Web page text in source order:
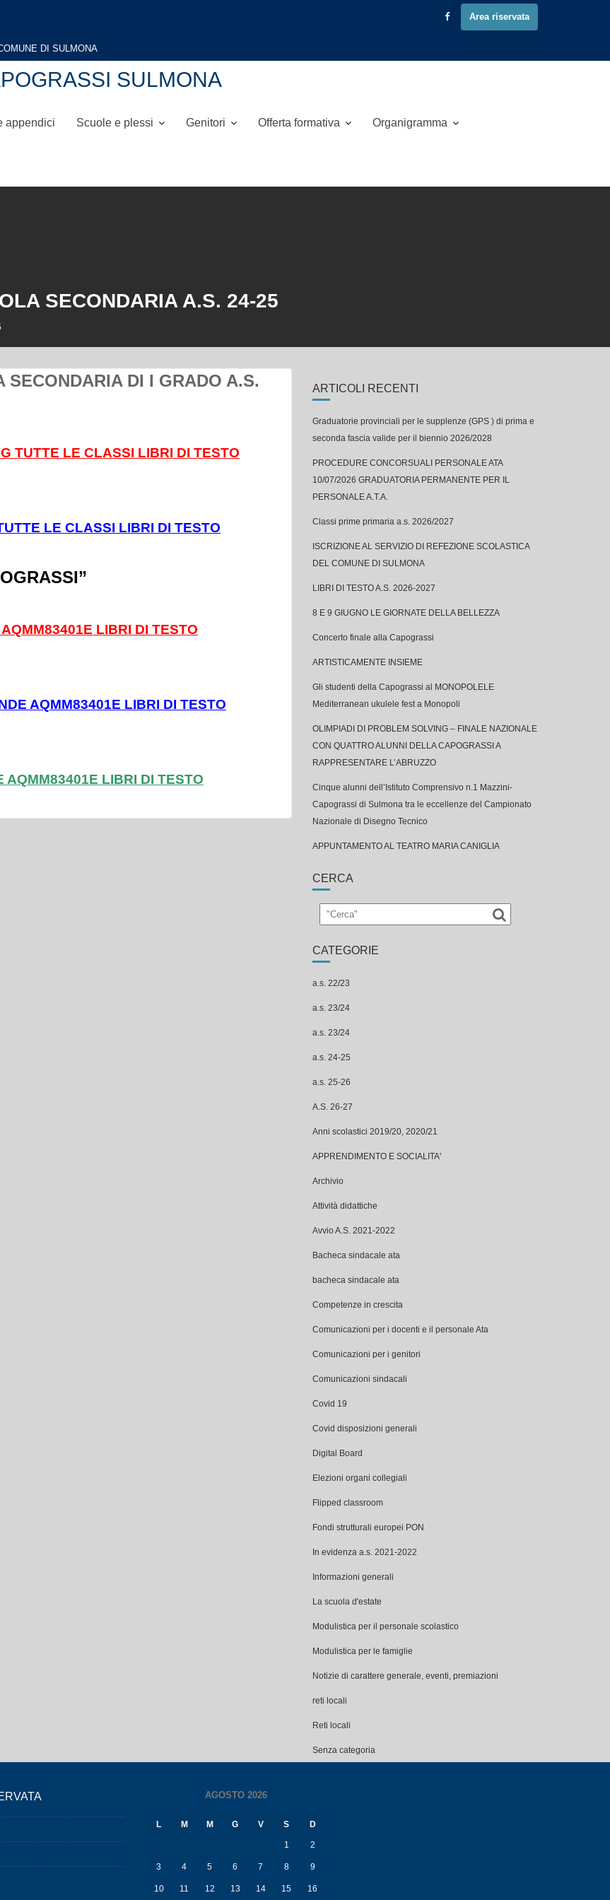
DI SULMONA
Area riservata
SULMONA
appendici Scuole e plessi Genitori Offerta formativa Organigramma
SECONDARIA A.S. 24-25
DI I GRADO A.S.
TUTTE LE CLASSI LIBRI DI TESTO
LE CLASSI LIBRI DI TESTO
LIBRI DI TESTO
AQMM83401E LIBRI DI TESTO
LIBRI DI TESTO
ARTICOLI RECENTI
Graduatorie provinciali per le supplenze (GPS ) di prima e
seconda fascia valide per il biennio 2026/2028
PROCEDURE CONCORSUALI PERSONALE ATA
10/07/2026 GRADUATORIA PERMANENTE PER IL
PERSONALE A.T.A.
Classi prime primaria a.s. 2026/2027
ISCRIZIONE AL SERVIZIO DI REFEZIONE SCOLASTICA
DEL COMUNE DI SULMONA
LIBRI DI TESTO A.S. 2026-2027
8 E 9 GIUGNO LE GIORNATE DELLA BELLEZZA
Concerto finale alla Capograssi
ARTISTICAMENTE INSIEME
Gli studenti della Capograssi al MONOPOLELE
Mediterranean ukulele fest a Monopoli
OLIMPIADI DI PROBLEM SOLVING – FINALE NAZIONALE
CON QUATTRO ALUNNI DELLA CAPOGRASSI A
RAPPRESENTARE L’ABRUZZO
Cinque alunni dell’Istituto Comprensivo n.1 Mazzini-
Capograssi di Sulmona tra le eccellenze del Campionato
Nazionale di Disegno Tecnico
APPUNTAMENTO AL TEATRO MARIA CANIGLIA
CERCA
CATEGORIE
a.s. 22/23
a.s. 23/24
a.s. 23/24
a.s. 24-25
a.s. 25-26
A.S. 26-27
Anni scolastici 2019/20, 2020/21
APPRENDIMENTO E SOCIALITA'
Archivio
Attività didattiche
Avvio A.S. 2021-2022
Bacheca sindacale ata
bacheca sindacale ata
Competenze in crescita
Comunicazioni per i docenti e il personale Ata
Comunicazioni per i genitori
Comunicazioni sindacali
Covid 19
Covid disposizioni generali
Digital Board
Elezioni organi collegiali
Flipped classroom
Fondi strutturali europei PON
In evidenza a.s. 2021-2022
Informazioni generali
La scuola d'estate
Modulistica per il personale scolastico
Modulistica per le famiglie
Notizie di carattere generale, eventi, premiazioni
reti locali
Reti locali
Senza categoria
AGOSTO 2026
L M M G V S D
1 2
3 4 5 6 7 8 9
10 11 12 13 14 15 16